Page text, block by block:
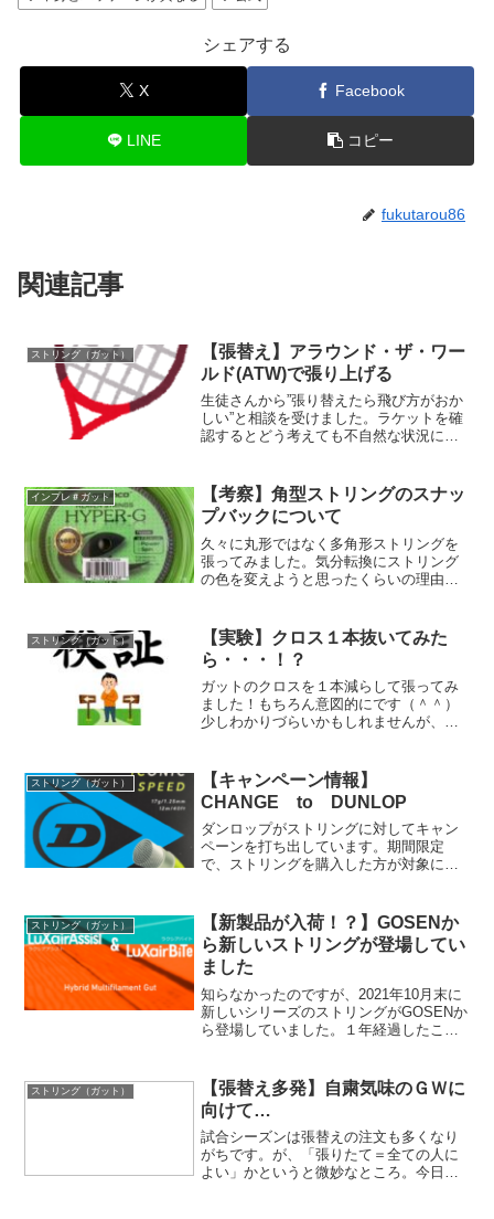
シェアする
X Facebook
LINE コピー
fukutarou86
関連記事
ストリング（ガット）
【張替え】アラウンド・ザ・ワー
ルド(ATW)で張り上げる
生徒さんから”張り替えたら飛び方がおか
しい”と相談を受けました。ラケットを確
認するとどう考えても不自然な状況にな
奮闘してみました！
インプレ＃ガット
【考察】角型ストリングのスナッ
プバックについて
久々に丸形ではなく多角形ストリングを
張ってみました。気分転換にストリング
の色を変えようと思ったくらいの理由で
乗り換え検討の際に参考にしてもらえた
ら幸いです。
ストリング（ガット）
【実験】クロス１本抜いてみた
ら・・・！？
ガットのクロスを１本減らして張ってみ
ました！もちろん意図的にです（＾＾）
少しわかりづらいかもしれませんが、そ
かと思います。ちょうどＹＯＮＥＸのロ
ゴのＸのあたりですね！フ...
ストリング（ガット）
【キャンペーン情報】
CHANGE to DUNLOP
ダンロップがストリングに対してキャン
ペーンを打ち出しています。期間限定
で、ストリングを購入した方が対象にな
でしょうか！？
ストリング（ガット）
【新製品が入荷！？】GOSENか
ら新しいストリングが登場してい
ました
知らなかったのですが、2021年10月末に
新しいシリーズのストリングがGOSENか
ら登場していました。１年経過したこの
存在を初めてしったこのラクシアシリー
ズ。どんなものかみていきたいと思いま
す。
ストリング（ガット）
【張替え多発】自粛気味のＧＷに
向けて…
試合シーズンは張替えの注文も多くなり
がちです。が、「張りたて＝全ての人に
よい」かというと微妙なところ。今日は